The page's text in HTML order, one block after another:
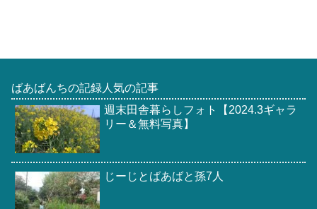
ばあばんちの記録人気の記事
週末田舎暮らしフォト【2024.3ギャラ
リー＆無料写真】
じーじとばあばと孫7人